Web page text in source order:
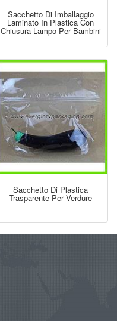
Sacchetto Di Imballaggio
Laminato In Plastica Con
Chiusura Lampo Per Bambini
Sacchetto Di Plastica
Trasparente Per Verdure